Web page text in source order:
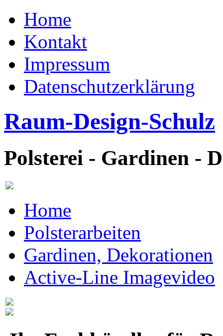
Home
Kontakt
Impressum
Datenschutzerklärung
Raum-Design-Schulz
Polsterei - Gardinen -
Home
Polsterarbeiten
Gardinen, Dekorationen
Active-Line Imagevideo